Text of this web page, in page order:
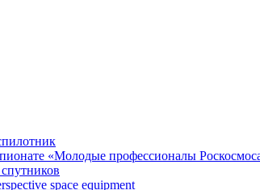
«Молодые профессионалы
space equipment